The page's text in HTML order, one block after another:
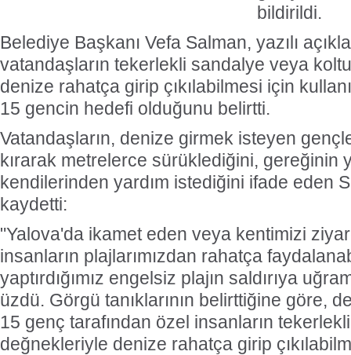
bildirildi.
Belediye Başkanı Vefa Salman, yazılı
vatandaşların tekerlekli sandalye veya
denize rahatça girip çıkılabilmesi için
15 gencin hedefi olduğunu belirtti.
Vatandaşların, denize girmek isteyen
kırarak metrelerce sürüklediğini, gereğinin
kendilerinden yardım istediğini ifade eden
kaydetti:
"Yalova'da ikamet eden veya kentimizi
insanların plajlarımızdan rahatça
yaptırdığımız engelsiz plajın saldırıya
üzdü. Görgü tanıklarının belirttiğine göre,
15 genç tarafından özel insanların
değnekleriyle denize rahatça girip